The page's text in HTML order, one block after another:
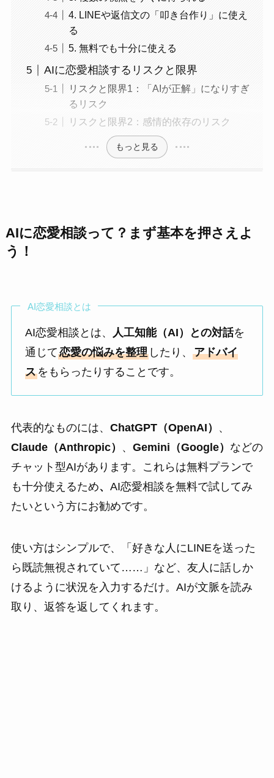
4. LINEや返信文の「叩き台作り」に使え
る
5. 無料でも十分に使える
AIに恋愛相談するリスクと限界
リスクと限界1：「AIが正解」になりすぎ
るリスク
リスクと限界2：感情的依存のリスク
もっと見る
AIに恋愛相談って？まず基本を押さえよ
う！
AI恋愛相談とは
AI恋愛相談とは、 人工知能（AI）との対話を
通じて恋愛の悩みを整理 したり、アドバイ
スをもらったりすることです。
代表的なものには、 ChatGPT（OpenAI）
、
Claude（Anthropic）
、 Gemini（Google） などの
チャット型AIがあります。これらは無料プランで
も十分使えるため、 AI恋愛相談を無料で試してみ
たいという方にお勧めです。
使い方はシンプルで、「好きな人にLINEを送った
ら既読無視されていて……」など、友人に話しか
けるように状況を入力するだけ。AIが文脈を読み
取り、返答を返してくれます。